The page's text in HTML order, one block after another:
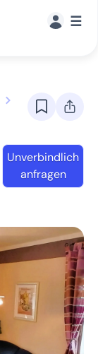
☰
Unverbindlich
anfragen